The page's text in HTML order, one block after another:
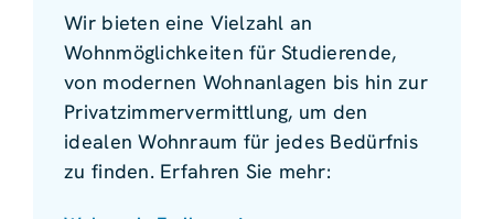
Wir bieten eine Vielzahl an
Wohnmöglichkeiten für Studierende,
von modernen Wohnanlagen bis hin zur
Privatzimmervermittlung, um den
idealen Wohnraum für jedes Bedürfnis
zu finden. Erfahren Sie mehr: